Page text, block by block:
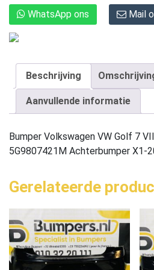
WhatsApp ons Mail
Beschrijving
Aanvullende informatie
Bumper Volkswagen VW Golf 7
5G9807421M Achterbumper X1-
Gerelateerde